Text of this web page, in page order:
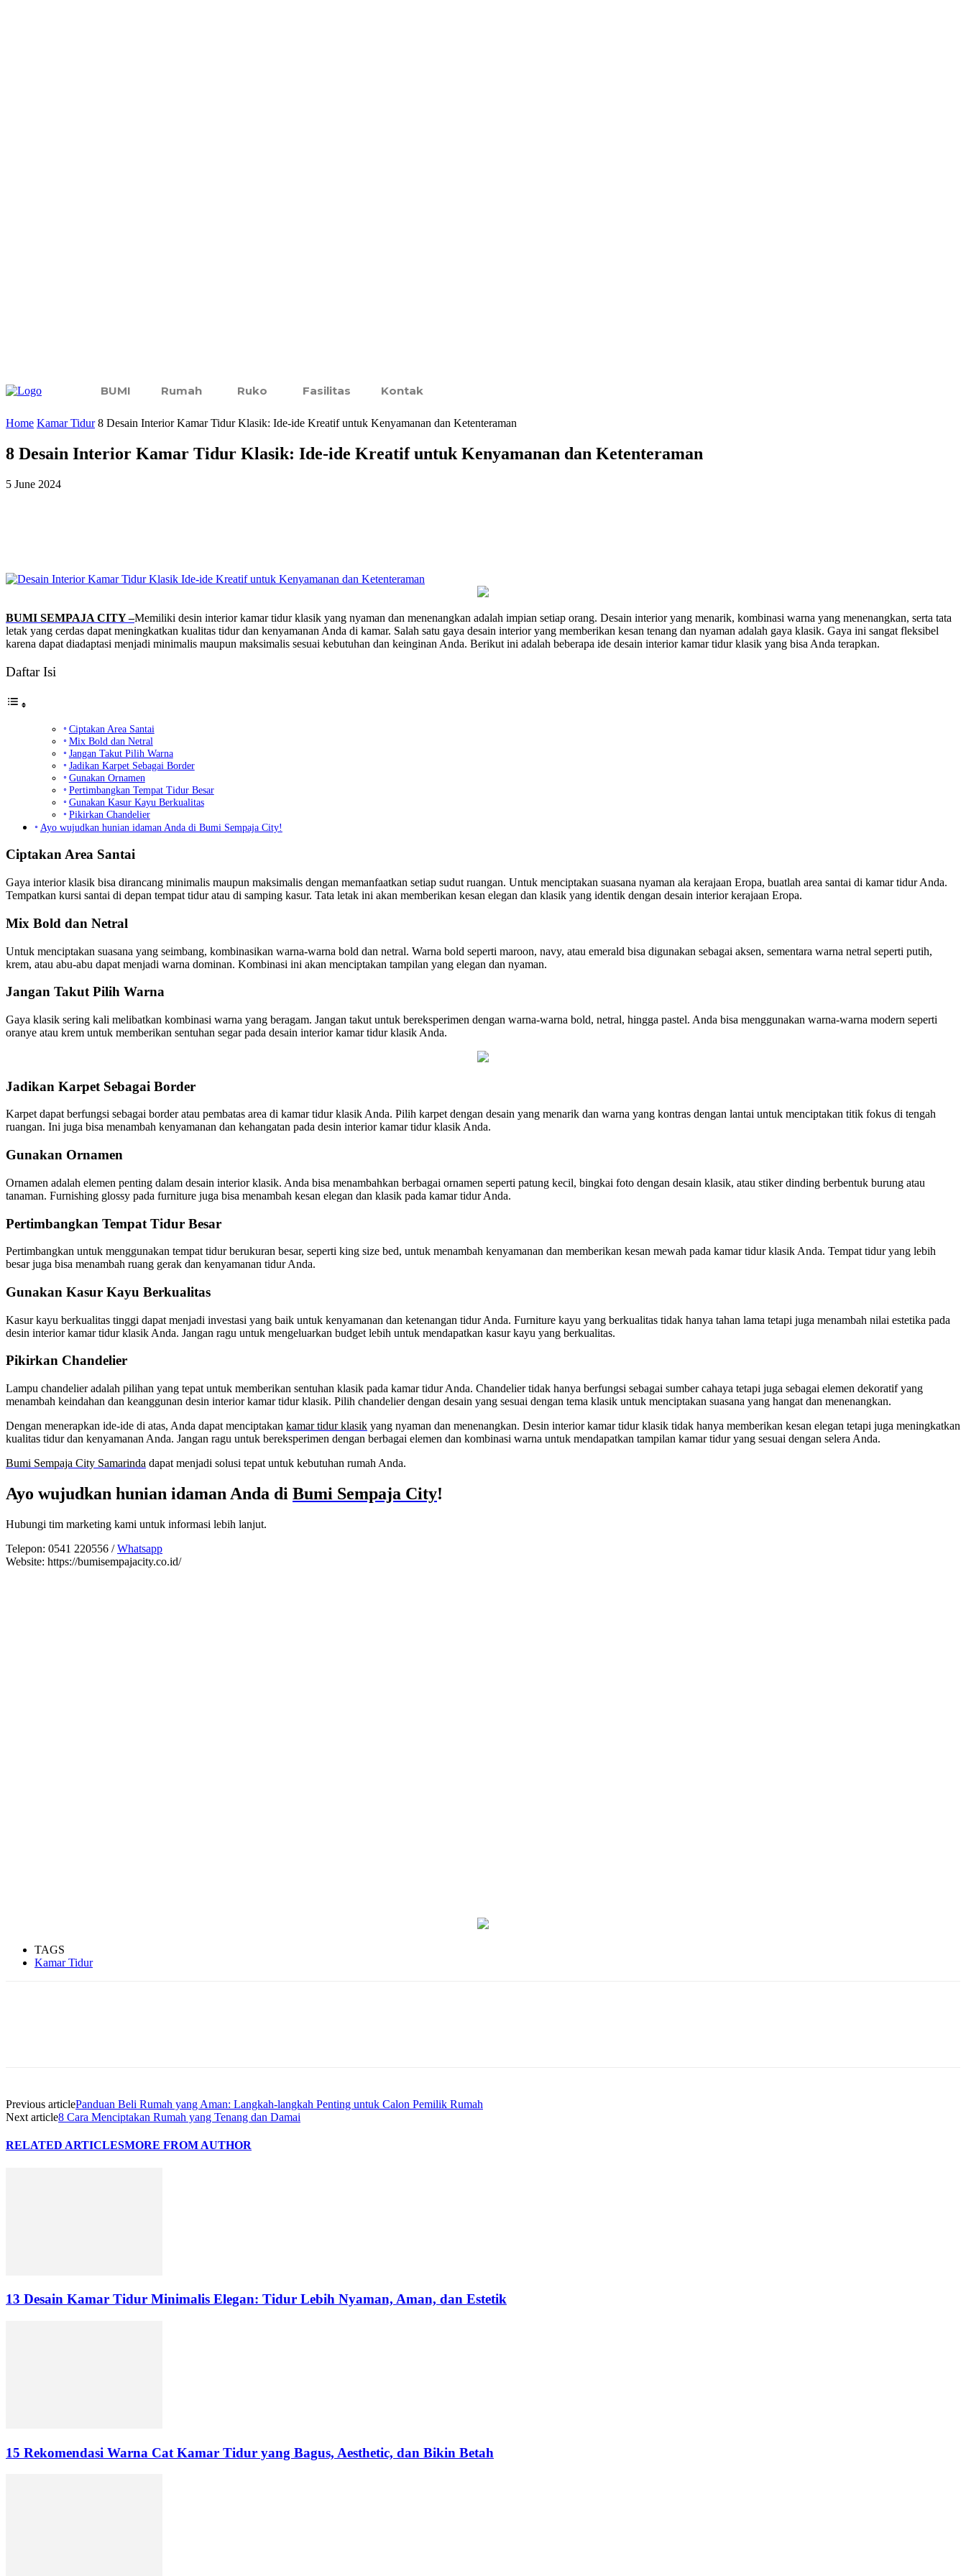
BUMI Rumah Ruko Fasilitas Kontak
Home Kamar Tidur 8 Desain Interior Kamar Tidur Klasik: Ide-ide Kreatif untuk Kenyamanan dan Ketenteraman
8 Desain Interior Kamar Tidur Klasik: Ide-ide Kreatif untuk Kenyamanan dan Ketenteraman
5 June 2024
BUMI SEMPAJA CITY –Memiliki desin interior kamar tidur klasik yang nyaman dan menenangkan adalah impian setiap orang. Desain interior yang menarik, kombinasi warna yang menenangkan, serta tata
letak yang cerdas dapat meningkatkan kualitas tidur dan kenyamanan Anda di kamar. Salah satu gaya desain interior yang memberikan kesan tenang dan nyaman adalah gaya klasik. Gaya ini sangat fleksibel
karena dapat diadaptasi menjadi minimalis maupun maksimalis sesuai kebutuhan dan keinginan Anda. Berikut ini adalah beberapa ide desain interior kamar tidur klasik yang bisa Anda terapkan.
Daftar Isi
Ciptakan Area Santai
Mix Bold dan Netral
Jangan Takut Pilih Warna
Jadikan Karpet Sebagai Border
Gunakan Ornamen
Pertimbangkan Tempat Tidur Besar
Gunakan Kasur Kayu Berkualitas
Pikirkan Chandelier
Ayo wujudkan hunian idaman Anda di Bumi Sempaja City!
Ciptakan Area Santai
Gaya interior klasik bisa dirancang minimalis maupun maksimalis dengan memanfaatkan setiap sudut ruangan. Untuk menciptakan suasana nyaman ala kerajaan Eropa, buatlah area santai di kamar tidur Anda.
Tempatkan kursi santai di depan tempat tidur atau di samping kasur. Tata letak ini akan memberikan kesan elegan dan klasik yang identik dengan desain interior kerajaan Eropa.
Mix Bold dan Netral
Untuk menciptakan suasana yang seimbang, kombinasikan warna-warna bold dan netral. Warna bold seperti maroon, navy, atau emerald bisa digunakan sebagai aksen, sementara warna netral seperti putih,
krem, atau abu-abu dapat menjadi warna dominan. Kombinasi ini akan menciptakan tampilan yang elegan dan nyaman.
Jangan Takut Pilih Warna
Gaya klasik sering kali melibatkan kombinasi warna yang beragam. Jangan takut untuk bereksperimen dengan warna-warna bold, netral, hingga pastel. Anda bisa menggunakan warna-warna modern seperti
oranye atau krem untuk memberikan sentuhan segar pada desain interior kamar tidur klasik Anda.
Jadikan Karpet Sebagai Border
Karpet dapat berfungsi sebagai border atau pembatas area di kamar tidur klasik Anda. Pilih karpet dengan desain yang menarik dan warna yang kontras dengan lantai untuk menciptakan titik fokus di tengah
ruangan. Ini juga bisa menambah kenyamanan dan kehangatan pada desin interior kamar tidur klasik Anda.
Gunakan Ornamen
Ornamen adalah elemen penting dalam desain interior klasik. Anda bisa menambahkan berbagai ornamen seperti patung kecil, bingkai foto dengan desain klasik, atau stiker dinding berbentuk burung atau
tanaman. Furnishing glossy pada furniture juga bisa menambah kesan elegan dan klasik pada kamar tidur Anda.
Pertimbangkan Tempat Tidur Besar
Pertimbangkan untuk menggunakan tempat tidur berukuran besar, seperti king size bed, untuk menambah kenyamanan dan memberikan kesan mewah pada kamar tidur klasik Anda. Tempat tidur yang lebih
besar juga bisa menambah ruang gerak dan kenyamanan tidur Anda.
Gunakan Kasur Kayu Berkualitas
Kasur kayu berkualitas tinggi dapat menjadi investasi yang baik untuk kenyamanan dan ketenangan tidur Anda. Furniture kayu yang berkualitas tidak hanya tahan lama tetapi juga menambah nilai estetika pada
desin interior kamar tidur klasik Anda. Jangan ragu untuk mengeluarkan budget lebih untuk mendapatkan kasur kayu yang berkualitas.
Pikirkan Chandelier
Lampu chandelier adalah pilihan yang tepat untuk memberikan sentuhan klasik pada kamar tidur Anda. Chandelier tidak hanya berfungsi sebagai sumber cahaya tetapi juga sebagai elemen dekoratif yang
menambah keindahan dan keanggunan desin interior kamar tidur klasik. Pilih chandelier dengan desain yang sesuai dengan tema klasik untuk menciptakan suasana yang hangat dan menenangkan.
Dengan menerapkan ide-ide di atas, Anda dapat menciptakan kamar tidur klasik yang nyaman dan menenangkan. Desin interior kamar tidur klasik tidak hanya memberikan kesan elegan tetapi juga meningkatkan
kualitas tidur dan kenyamanan Anda. Jangan ragu untuk bereksperimen dengan berbagai elemen dan kombinasi warna untuk mendapatkan tampilan kamar tidur yang sesuai dengan selera Anda.
Bumi Sempaja City Samarinda dapat menjadi solusi tepat untuk kebutuhan rumah Anda.
Ayo wujudkan hunian idaman Anda di Bumi Sempaja City!
Hubungi tim marketing kami untuk informasi lebih lanjut.
Telepon: 0541 220556 /Whatsapp
Website: https://bumisempajacity.co.id/
TAGS
Kamar Tidur
Previous articlePanduan Beli Rumah yang Aman: Langkah-langkah Penting untuk Calon Pemilik Rumah
Next article8 Cara Menciptakan Rumah yang Tenang dan Damai
RELATED ARTICLESMORE FROM AUTHOR
13 Desain Kamar Tidur Minimalis Elegan: Tidur Lebih Nyaman, Aman, dan Estetik
15 Rekomendasi Warna Cat Kamar Tidur yang Bagus, Aesthetic, dan Bikin Betah